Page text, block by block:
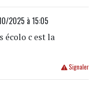
2025 à 15:05
écolo c est la
Signaler